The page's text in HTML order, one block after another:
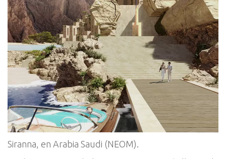
Siranna, en Arabia Saudi (NEOM).